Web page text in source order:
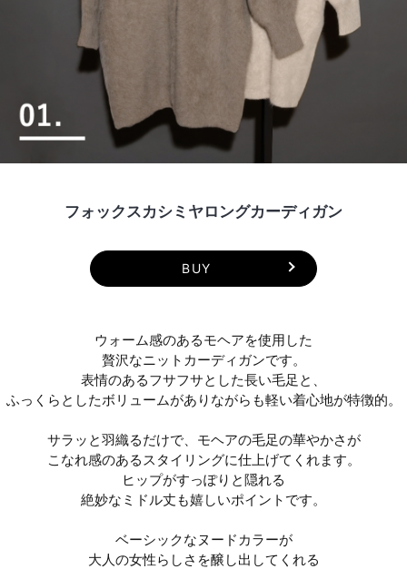
フォックスカシミヤロングカーディガン
BUY
ウォーム感のあるモヘアを使用した
贅沢なニットカーディガンです。
表情のあるフサフサとした長い毛足と、
ふっくらとしたボリュームがありながらも軽い着心地が特徴的。
サラッと羽織るだけで、モヘアの毛足の華やかさが
こなれ感のあるスタイリングに仕上げてくれます。
ヒップがすっぽりと隠れる
絶妙なミドル丈も嬉しいポイントです。
ベーシックなヌードカラーが
大人の女性らしさを醸し出してくれる